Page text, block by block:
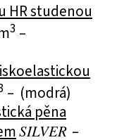
HR studenou
3 –
– (modrá)
pěna
SILVER –